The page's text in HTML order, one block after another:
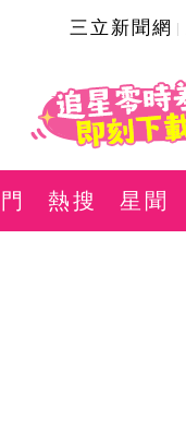
三立新聞網
熱搜 星聞